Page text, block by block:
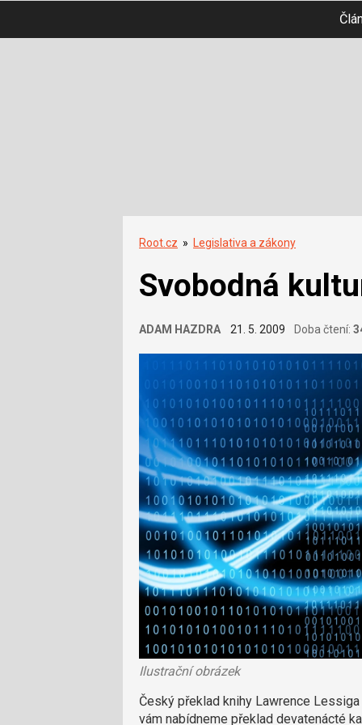
Root.cz » Legislativa a zákony
Svobodná
ADAM HAZDRA 21. 5. 2009 Doba čtení:
Ilustrační obrázek
Český překlad knihy Lawrence
vám nabídneme překlad devatenácté